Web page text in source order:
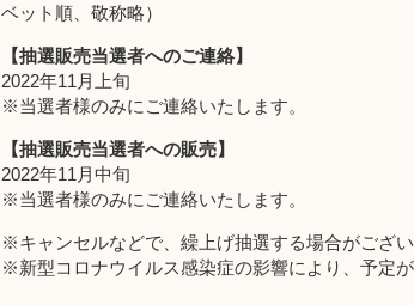
ベット順、敬称略）
【抽選販売当選者へのご連絡】
2022年11月上旬
※当選者様のみにご連絡いたします。
【抽選販売当選者への販売】
2022年11月中旬
※当選者様のみにご連絡いたします。
※キャンセルなどで、繰上げ抽選する場合がござい
※新型コロナウイルス感染症の影響により、予定